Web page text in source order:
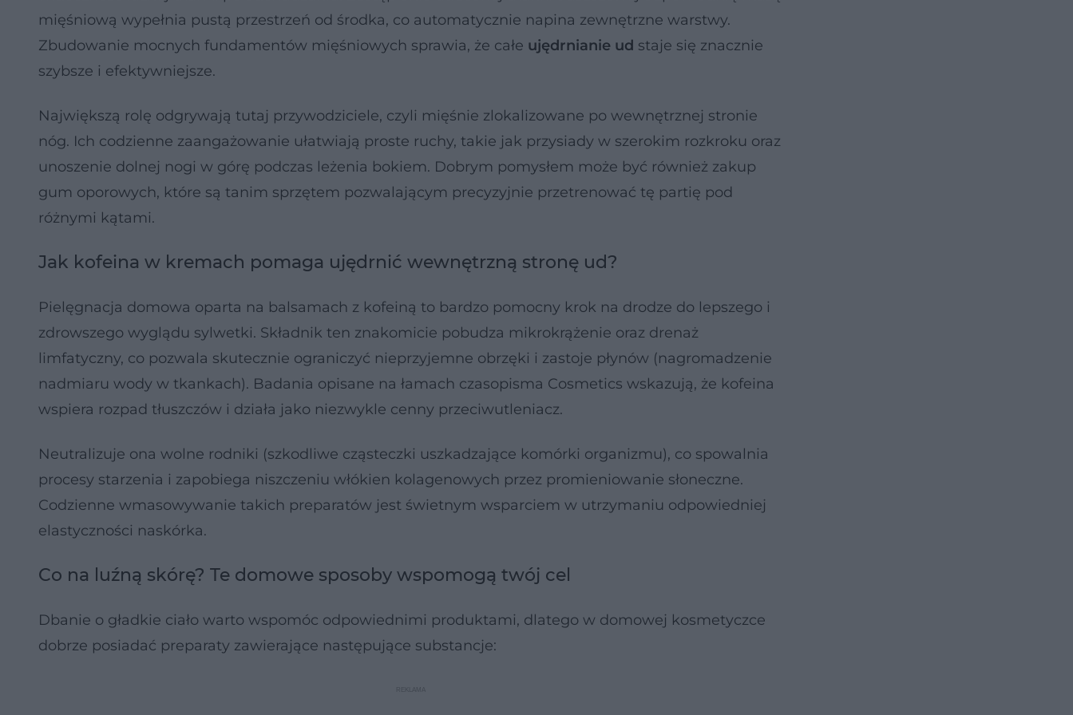
mięśniową wypełnia pustą przestrzeń od środka, co automatycznie napina zewnętrzne warstwy.
Zbudowanie mocnych fundamentów mięśniowych sprawia, że całe ujędrnianie ud staje się znacznie
szybsze i efektywniejsze.
Największą rolę odgrywają tutaj przywodziciele, czyli mięśnie zlokalizowane po wewnętrznej stronie
nóg. Ich codzienne zaangażowanie ułatwiają proste ruchy, takie jak przysiady w szerokim rozkroku oraz
unoszenie dolnej nogi w górę podczas leżenia bokiem. Dobrym pomysłem może być również zakup
gum oporowych, które są tanim sprzętem pozwalającym precyzyjnie przetrenować tę partię pod
różnymi kątami.
Jak kofeina w kremach pomaga ujędrnić wewnętrzną stronę ud?
Pielęgnacja domowa oparta na balsamach z kofeiną to bardzo pomocny krok na drodze do lepszego i
zdrowszego wyglądu sylwetki. Składnik ten znakomicie pobudza mikrokrążenie oraz drenaż
limfatyczny, co pozwala skutecznie ograniczyć nieprzyjemne obrzęki i zastoje płynów (nagromadzenie
nadmiaru wody w tkankach). Badania opisane na łamach czasopisma Cosmetics wskazują, że kofeina
wspiera rozpad tłuszczów i działa jako niezwykle cenny przeciwutleniacz.
Neutralizuje ona wolne rodniki (szkodliwe cząsteczki uszkadzające komórki organizmu), co spowalnia
procesy starzenia i zapobiega niszczeniu włókien kolagenowych przez promieniowanie słoneczne.
Codzienne wmasowywanie takich preparatów jest świetnym wsparciem w utrzymaniu odpowiedniej
elastyczności naskórka.
Co na luźną skórę? Te domowe sposoby wspomogą twój cel
Dbanie o gładkie ciało warto wspomóc odpowiednimi produktami, dlatego w domowej kosmetyczce
dobrze posiadać preparaty zawierające następujące substancje: